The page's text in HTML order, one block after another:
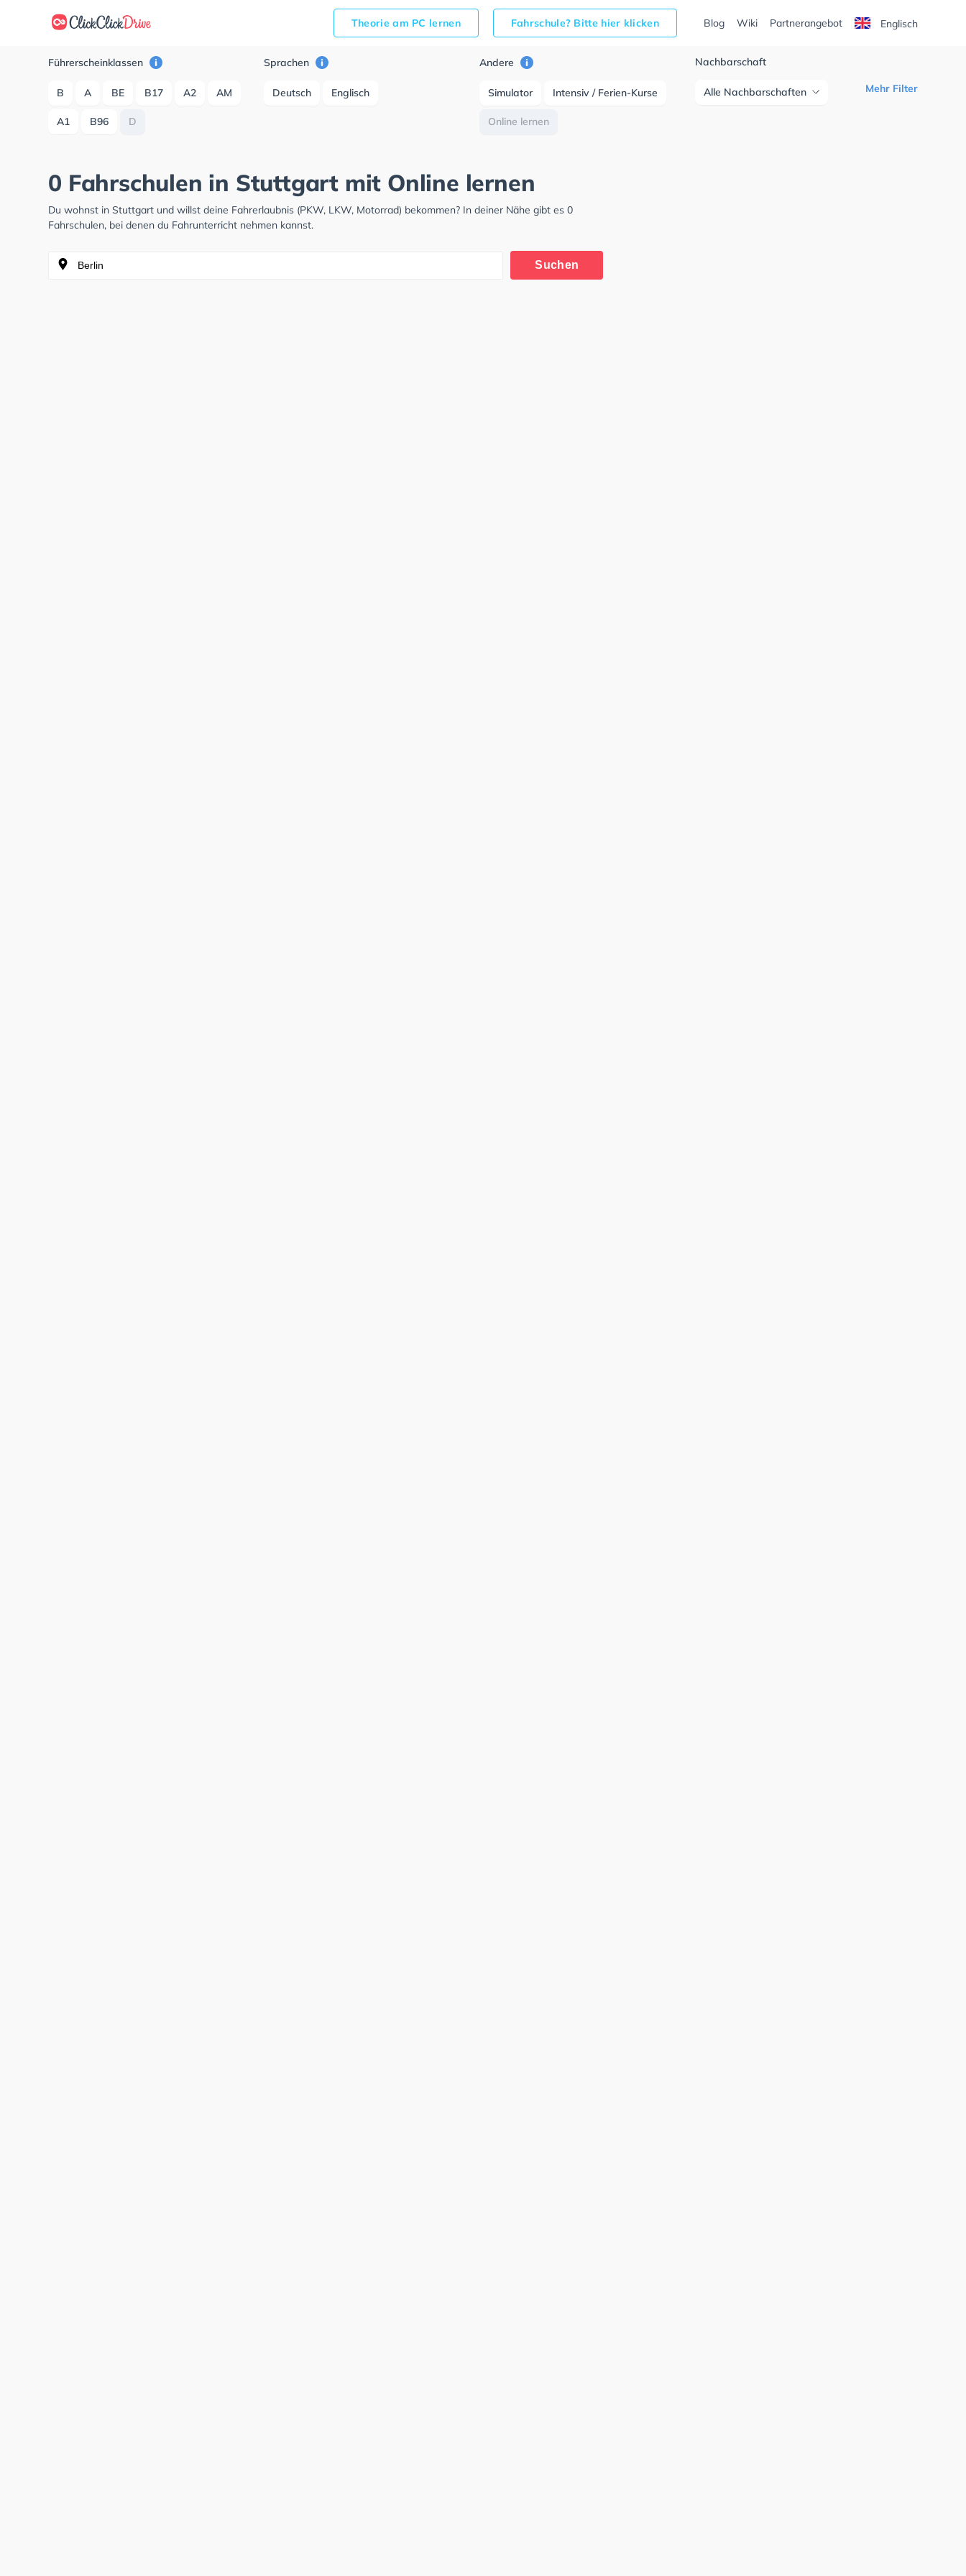
Theorie am PC lernen Fahrschule? Bitte hier klicken Blog Wiki Partnerangebot Englisch
Führerscheinklassen
B A BE B17 A2 AM
A1 B96 D
Sprachen
Deutsch Englisch
Andere
Simulator Intensiv / Ferien-Kurse
Online lernen
Nachbarschaft
Alle Nachbarschaften Mehr Filter
0 Fahrschulen in Stuttgart mit Online lernen
Du wohnst in Stuttgart und willst deine Fahrerlaubnis (PKW, LKW, Motorrad) bekommen? In deiner Nähe gibt es 0
Fahrschulen, bei denen du Fahrunterricht nehmen kannst.
Suchen